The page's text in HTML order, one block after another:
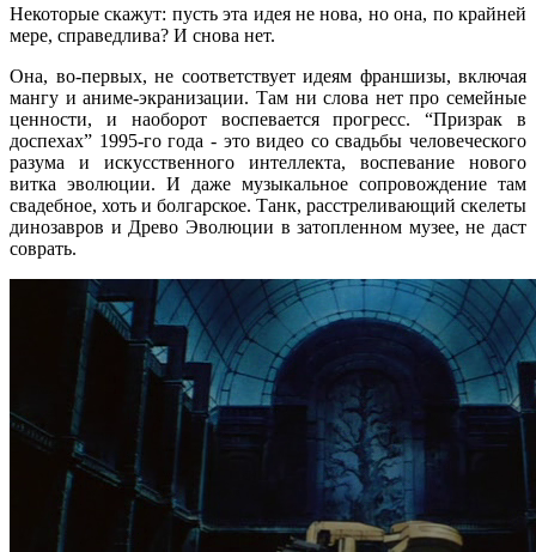
Некоторые скажут: пусть эта идея не нова, но она, по крайней
мере, справедлива? И снова нет.
Она, во-первых, не соответствует идеям франшизы, включая
мангу и аниме-экранизации. Там ни слова нет про семейные
ценности, и наоборот воспевается прогресс. “Призрак в
доспехах” 1995-го года - это видео со свадьбы человеческого
разума и искусственного интеллекта, воспевание нового
витка эволюции. И даже музыкальное сопровождение там
свадебное, хоть и болгарское. Танк, расстреливающий скелеты
динозавров и Древо Эволюции в затопленном музее, не даст
соврать.